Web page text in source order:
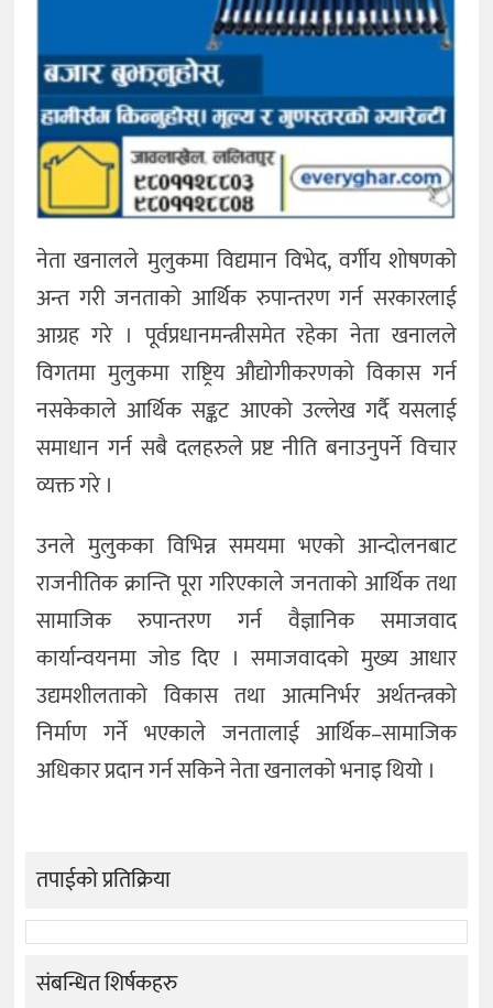
नेता खनालले मुलुकमा विद्यमान विभेद, वर्गीय शोषणको
अन्त गरी जनताको आर्थिक रुपान्तरण गर्न सरकारलाई
आग्रह गरे । पूर्वप्रधानमन्त्रीसमेत रहेका नेता खनालले
विगतमा मुलुकमा राष्ट्रिय औद्योगीकरणको विकास गर्न
नसकेकाले आर्थिक सङ्कट आएको उल्लेख गर्दै यसलाई
समाधान गर्न सबै दलहरुले प्रष्ट नीति बनाउनुपर्ने विचार
व्यक्त गरे ।
उनले मुलुकका विभिन्न समयमा भएको आन्दोलनबाट
राजनीतिक क्रान्ति पूरा गरिएकाले जनताको आर्थिक तथा
सामाजिक रुपान्तरण गर्न वैज्ञानिक समाजवाद
कार्यान्वयनमा जोड दिए । समाजवादको मुख्य आधार
उद्यमशीलताको विकास तथा आत्मनिर्भर अर्थतन्त्रको
निर्माण गर्ने भएकाले जनतालाई आर्थिक–सामाजिक
अधिकार प्रदान गर्न सकिने नेता खनालको भनाइ थियो ।
तपाईको प्रतिक्रिया
संबन्धित शिर्षकहरु